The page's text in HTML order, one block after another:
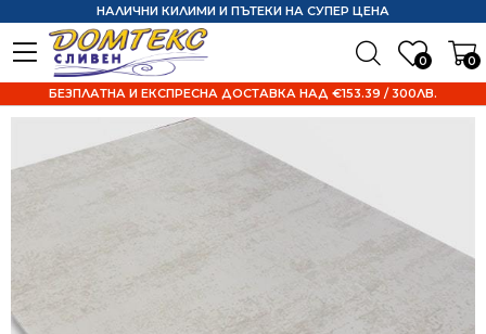
0 0
НАЛИЧНИ КИЛИМИ И ПЪТЕКИ НА СУПЕР ЦЕНА
БЕЗПЛАТНА И ЕКСПРЕСНА ДОСТАВКА НАД €153.39 / 300ЛВ.